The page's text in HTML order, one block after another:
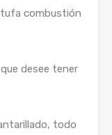
combustión
desee tener
todo